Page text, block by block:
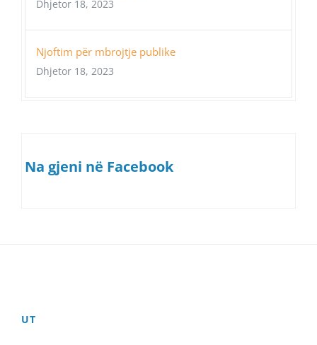
Dhjetor 18, 2023
Njoftim për mbrojtje publike
Dhjetor 18, 2023
Na gjeni në Facebook
UT